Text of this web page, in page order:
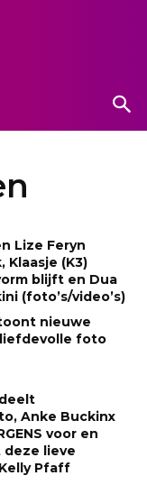
Lize Feryn
Klaasje (K3)
blijft en Dua
(foto’s/video’s)
nieuwe
foto
Anke Buckinx
voor en
deze lieve
Pfaff